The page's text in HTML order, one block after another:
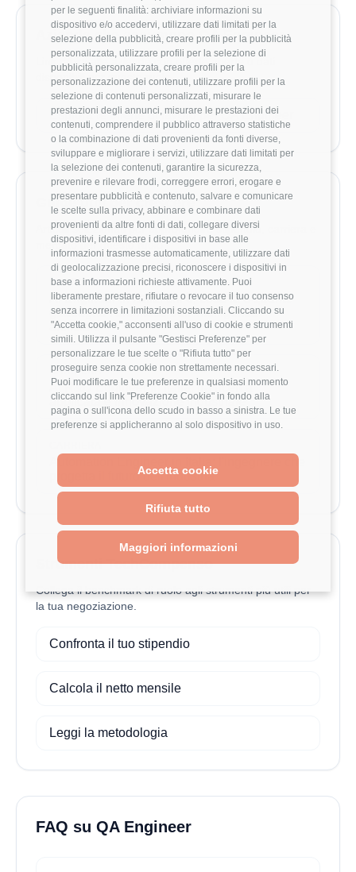
per le seguenti finalità: archiviare informazioni su
dispositivo e/o accedervi, utilizzare dati limitati per la
selezione della pubblicità, creare profili per la pubblicità
personalizzata, utilizzare profili per la selezione di
pubblicità personalizzata, creare profili per la
personalizzazione dei contenuti, utilizzare profili per la
selezione di contenuti personalizzati, misurare le
prestazioni degli annunci, misurare le prestazioni dei
contenuti, comprendere il pubblico attraverso statistiche
o la combinazione di dati provenienti da fonti diverse,
sviluppare e migliorare i servizi, utilizzare dati limitati per
la selezione dei contenuti, garantire la sicurezza,
prevenire e rilevare frodi, correggere errori, erogare e
presentare pubblicità e contenuto, salvare e comunicare
le scelte sulla privacy, abbinare e combinare dati
provenienti da altre fonti di dati, collegare diversi
dispositivi, identificare i dispositivi in base alle
informazioni trasmesse automaticamente, utilizzare dati
di geolocalizzazione precisi, riconoscere i dispositivi in
base a informazioni richieste attivamente. Puoi
liberamente prestare, rifiutare o revocare il tuo consenso
senza incorrere in limitazioni sostanziali. Cliccando su
"Accetta cookie," acconsenti all'uso di cookie e strumenti
simili. Utilizza il pulsante "Gestisci Preferenze" per
personalizzare le tue scelte o "Rifiuta tutto" per
proseguire senza cookie non strettamente necessari.
Puoi modificare le tue preferenze in qualsiasi momento
cliccando sul link "Preferenze Cookie" in fondo alla
pagina o sull'icona dello scudo in basso a sinistra. Le tue
preferenze si applicheranno al solo dispositivo in uso.
Accetta cookie
Rifiuta tutto
Maggiori informazioni
Aziende che assumono QA Engineer
Link rapidi alle aziende con offerte aperte o dati
disponibili per questo ruolo.
Esplora le offerte di lavoro per QA Engineer
Guide utili per crescere
Articoli selezionati per approfondire stipendio, carriera e
mercato per questo ruolo.
CARRIERA
AI Engineer in Italia: chi è, cosa fa e quanto
guadagna l'architetto dell'intelligenza
artificiale
CARRIERA
AI R&D Engineer in Italia: tra ricerca
applicata e innovazione industriale
Automation Engineer in Italia: l'ingegnere che
progetta il futuro dell'industria
Strumenti TechCompenso
Collega il benchmark di ruolo agli strumenti più utili per
la tua negoziazione.
Confronta il tuo stipendio
Calcola il netto mensile
Leggi la metodologia
FAQ su QA Engineer